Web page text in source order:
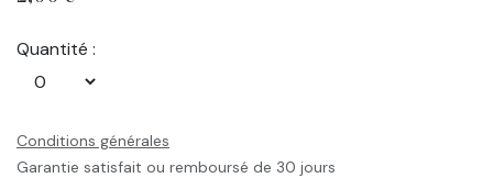
Quantité :
Conditions générales
Garantie satisfait ou remboursé de 30 jours